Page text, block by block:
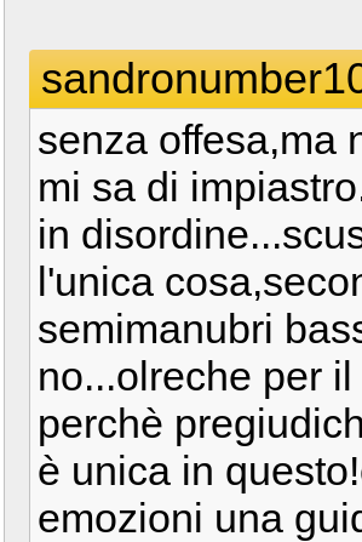
senza offesa,ma
mi sa di
in
l'unica
semimanubri
no...olreche per
perchè
è unica in
emozioni una